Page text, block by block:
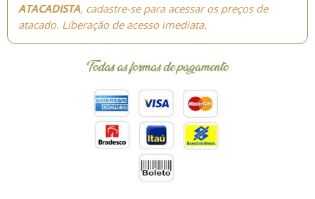
ATACADISTA, cadastre-se para acessar os preços de
atacado. Liberação de acesso imediata.